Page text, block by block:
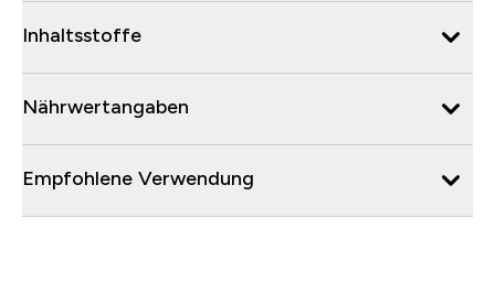
Inhaltsstoffe
Nährwertangaben
Empfohlene Verwendung